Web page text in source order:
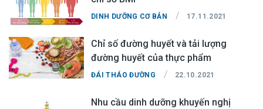
DINH DƯỠNG CƠ BẢN / 17.11.2021
Chỉ số đường huyết và tải lượng
đường huyết của thực phẩm
ĐÁI THÁO ĐƯỜNG / 22.10.2021
Nhu cầu dinh dưỡng khuyến nghị